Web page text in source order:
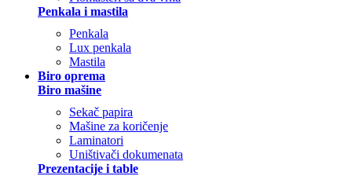
Penkala i mastila
Penkala
Lux penkala
Mastila
Biro oprema
Biro mašine
Sekač papira
Mašine za koričenje
Laminatori
Uništivači dokumenata
Prezentacije i table